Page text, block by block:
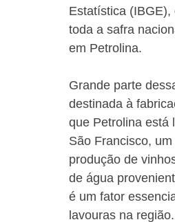
Estatística
toda a safra
em Petrolina.
Grande parte
destinada à
que Petrolina está
São Francisco,
produção de
de água
é um fator
lavouras na região.